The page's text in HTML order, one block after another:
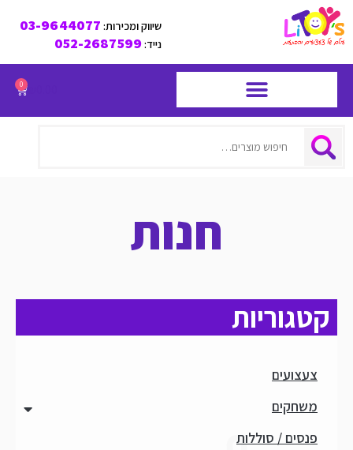
שיווק ומכירות: 03-9644077
נייד:052-2687599
0
חיפוש
חנות
קטגוריות
צעצועים
משחקים
פנסים / סוללות